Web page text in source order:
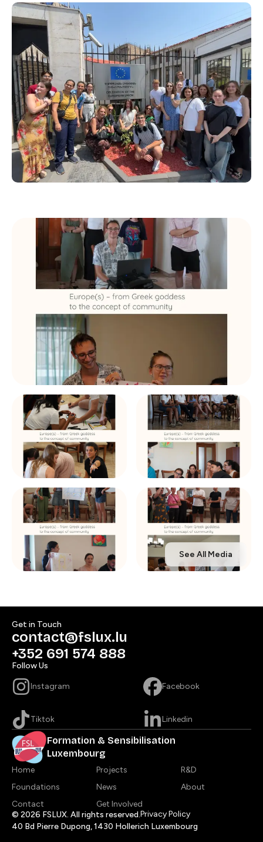
See All Media
Get in Touch​​​​‌ ‍ ​‍​‍‌‍ ‌ ​‍‌‍‍‌‌‍‌ ‌‍‍‌‌‍ ‍​‍​‍​ ‍‍​‍​‍‌ ​ ‌‍​‌‌‍ ‍‌‍‍‌‌ ‌​‌ ‍‌​‍ ‍‌‍‍‌‌‍ ​‍​‍​‍ ​​‍​‍‌‍‍​‌ ​‍‌‍‌‌‌‍‌‍​‍​‍​ ‍‍​‍​‍​‍ ‌ ​ ‌ ‌​‌ ‌‌‌‍‌​‌‍‍‌‌‍ ​‍ ‌‍‍‌‌‍ ‍‌ ‌​‌‍‌‌‌‍ ‍‌ ‌​​‍ ‌‍‌‌‌‍‌​‌‍‍‌‌ ‌​​‍ ‌‍ ‌‌‍ ‌‍‌​‌‍‌‌​ ‌‌ ​​‌ ​‍‌‍‌‌‌ ​ ‌‍‌‌‌‍ ‍‌ ‌​‌‍​‌‌ ‌​‌‍‍‌‌‍ ‌‍ ‍​ ‍ ‌‍‍‌‌‍‌​​ ‌‌ ​ ‌‍‍‌‌ ‌​‌‍‌‌‌‌​ ‌‍‌‌‌ ‌​‌ ‌​‌‍‍‌‌‍ ‍‌‍‌ ‌ ​ ​ ‍ ‌ ‌​‌ ‍‌‌ ​​‌‍‌‌​ ‌‌ ​ ‌‍‍‌‌ ‌​‌‍‌‌‌‌​ ‌‍‌‌‌ ‌​‌ ‌​‌‍‍‌‌‍ ‍‌‍‌ ‌ ​ ​ ‍ ‌ ​​‌‍​‌‌ ‌​‌‍‍​​ ‌‌‍‌‍‌‍ ‌‍ ‌ ‌​‌‍‌‌‌ ​‍​‍ ‍‌‍​ ‌‍ ‌‍ ‍‌ ‌​‌‍​‌‌‍​ ‌ ‌​‌​‍​‌‍‌‌‌‍​‌‌‍‌​‌‍‍‌‌‍ ‍‌‍‌ ​ ‌‍​‍‌‍​‌‌ ​ ‌‍‌‌‌‌‌‌‌ ​‍‌‍ ​​ ‌​‍‌‌​ ​‍‌​‌‍‌ ​ ‌ ‌​‌ ‌‌‌‍‌​‌‍‍‌‌‍ ​‍‌‍‌‍‍‌‌‍‌​​ ‌‌ ​ ‌‍‍‌‌ ‌​‌‍‌‌‌‌​ ‌‍‌‌‌ ‌​‌ ‌​‌‍‍‌‌‍ ‍‌‍‌ ‌ ​ ​‍‌‍‌ ‌​‌ ‍‌‌ ​​‌‍‌‌​ ‌‌ ​ ‌‍‍‌‌ ‌​‌‍‌‌‌‌​ ‌‍‌‌‌ ‌​‌ ‌​‌‍‍‌‌‍ ‍‌‍‌ ‌ ​ ​‍‌‍‌ ​​‌‍​‌‌ ‌​‌‍‍​​ ‌‌‍‌‍‌‍ ‌‍ ‌ ‌​‌‍‌‌‌ ​‍​‍ ‍‌‍​ ‌‍ ‌‍ ‍‌ ‌​‌‍​‌‌‍​ ‌ ‌​‌​‍​‌‍‌‌‌‍​‌‌‍‌​‌‍‍‌‌‍ ‍‌‍‌ ​‍‌‍‌ ​​‌‍‌‌‌ ​‍‌ ​ ‌ ​​‌‍‌‌‌‍​ ‌ ‌​‌‍‍‌‌ ‌‍‌‍‌‌​ ‌‌ ​​‌ ‌‌‌‍​‍‌‍ ​‌‍‍‌‌ ​ ‌‍‍​‌‍‌‌‌‍‌​​‍​‍‌ ‌
contact@fslux.lu
+352 691 574 888​​​​‌ ‍ ​‍​‍‌‍ ‌ ​‍‌‍‍‌‌‍‌ ‌‍‍‌‌‍ ‍​‍​‍​ ‍‍​‍​‍‌ ​ ‌‍​‌‌‍ ‍‌‍‍‌‌ ‌​‌ ‍‌​‍ ‍‌‍‍‌‌‍ ​‍​‍​‍ ​​‍​‍‌‍‍​‌ ​‍‌‍‌‌‌‍‌‍​‍​‍​ ‍‍​‍​‍​‍ ‌ ​ ‌ ‌​‌ ‌‌‌‍‌​‌‍‍‌‌‍ ​‍ ‌‍‍‌‌‍ ‍‌ ‌​‌‍‌‌‌‍ ‍‌ ‌​​‍ ‌‍‌‌‌‍‌​‌‍‍‌‌ ‌​​‍ ‌‍ ‌‌‍ ‌‍‌​‌‍‌‌​ ‌‌ ​​‌ ​‍‌‍‌‌‌ ​ ‌‍‌‌‌‍ ‍‌ ‌​‌‍​‌‌ ‌​‌‍‍‌‌‍ ‌‍ ‍​ ‍ ‌‍‍‌‌‍‌​​ ‌‌ ​ ‌‍‍‌‌ ‌​‌‍‌‌‌‌​ ‌‍‌‌‌ ‌​‌ ‌​‌‍‍‌‌‍ ‍‌‍‌ ‌ ​ ​ ‍ ‌ ‌​‌ ‍‌‌ ​​‌‍‌‌​ ‌‌ ​ ‌‍‍‌‌ ‌​‌‍‌‌‌‌​ ‌‍‌‌‌ ‌​‌ ‌​‌‍‍‌‌‍ ‍‌‍‌ ‌ ​ ​ ‍ ‌ ​​‌‍​‌‌ ‌​‌‍‍​​ ‌‌‍​‍‌ ​‍‌‍​‌‌‍ ‍‌‍‌​‌‍‍‌‌‍ ‍‌‍‌ ​‍ ‍‌‍​ ‌‍ ‌‍ ‍‌ ‌​‌‍​‌‌‍​ ‌ ‌​‌​‍‌‌‍ ‍‌‍‌‍‌‍ ​‍ ‍‌ ​​‌‍‍​‌‍ ‌‍ ‍‌‍‌‌​ ‌‍​‍‌‍​‌‌ ​ ‌‍‌‌‌‌‌‌‌ ​‍‌‍ ​​ ‌​‍‌‌​ ​‍‌​‌‍‌ ​ ‌ ‌​‌ ‌‌‌‍‌​‌‍‍‌‌‍ ​‍‌‍‌‍‍‌‌‍‌​​ ‌‌ ​ ‌‍‍‌‌ ‌​‌‍‌‌‌‌​ ‌‍‌‌‌ ‌​‌ ‌​‌‍‍‌‌‍ ‍‌‍‌ ‌ ​ ​‍‌‍‌ ‌​‌ ‍‌‌ ​​‌‍‌‌​ ‌‌ ​ ‌‍‍‌‌ ‌​‌‍‌‌‌‌​ ‌‍‌‌‌ ‌​‌ ‌​‌‍‍‌‌‍ ‍‌‍‌ ‌ ​ ​‍‌‍‌ ​​‌‍​‌‌ ‌​‌‍‍​​ ‌‌‍​‍‌ ​‍‌‍​‌‌‍ ‍‌‍‌​‌‍‍‌‌‍ ‍‌‍‌ ​‍ ‍‌‍​ ‌‍ ‌‍ ‍‌ ‌​‌‍​‌‌‍​ ‌ ‌​‌​‍‌‌‍ ‍‌‍‌‍‌‍ ​‍ ‍‌ ​​‌‍‍​‌‍ ‌‍ ‍‌‍‌‌​‍‌‍‌ ​​‌‍‌‌‌ ​‍‌ ​ ‌ ​​‌‍‌‌‌‍​ ‌ ‌​‌‍‍‌‌ ‌‍‌‍‌‌​ ‌‌ ​​‌ ‌‌‌‍​‍‌‍ ​‌‍‍‌‌ ​ ‌‍‍​‌‍‌‌‌‍‌​​‍​‍‌ ‌
Follow Us​​​​‌ ‍ ​‍​‍‌‍ ‌ ​‍‌‍‍‌‌‍‌ ‌‍‍‌‌‍ ‍​‍​‍​ ‍‍​‍​‍‌ ​ ‌‍​‌‌‍ ‍‌‍‍‌‌ ‌​‌ ‍‌​‍ ‍‌‍‍‌‌‍ ​‍​‍​‍ ​​‍​‍‌‍‍​‌ ​‍‌‍‌‌‌‍‌‍​‍​‍​ ‍‍​‍​‍​‍ ‌ ​ ‌ ‌​‌ ‌‌‌‍‌​‌‍‍‌‌‍ ​‍ ‌‍‍‌‌‍ ‍‌ ‌​‌‍‌‌‌‍ ‍‌ ‌​​‍ ‌‍‌‌‌‍‌​‌‍‍‌‌ ‌​​‍ ‌‍ ‌‌‍ ‌‍‌​‌‍‌‌​ ‌‌ ​​‌ ​‍‌‍‌‌‌ ​ ‌‍‌‌‌‍ ‍‌ ‌​‌‍​‌‌ ‌​‌‍‍‌‌‍ ‌‍ ‍​ ‍ ‌‍‍‌‌‍‌​​ ‌‌ ​ ‌‍‍‌‌ ‌​‌‍‌‌‌‌​ ‌‍‌‌‌ ‌​‌ ‌​‌‍‍‌‌‍ ‍‌‍‌ ‌ ​ ​ ‍ ‌ ‌​‌ ‍‌‌ ​​‌‍‌‌​ ‌‌ ​ ‌‍‍‌‌ ‌​‌‍‌‌‌‌​ ‌‍‌‌‌ ‌​‌ ‌​‌‍‍‌‌‍ ‍‌‍‌ ‌ ​ ​ ‍ ‌ ​​‌‍​‌‌ ‌​‌‍‍​​ ‌‌‍‌‍‌‍ ‌‍ ‌ ‌​‌‍‌‌‌ ​‍​‍ ‍‌ ​ ‌‍ ‌‍​ ‌‍‍‌‌‍​‌‌‍ ​‌​‍​‌‍‌‌‌‍​‌‌‍‌​‌‍‍‌‌‍ ‍‌‍‌ ​ ‌‍​‍‌‍​‌‌ ​ ‌‍‌‌‌‌‌‌‌ ​‍‌‍ ​​ ‌​‍‌‌​ ​‍‌​‌‍‌ ​ ‌ ‌​‌ ‌‌‌‍‌​‌‍‍‌‌‍ ​‍‌‍‌‍‍‌‌‍‌​​ ‌‌ ​ ‌‍‍‌‌ ‌​‌‍‌‌‌‌​ ‌‍‌‌‌ ‌​‌ ‌​‌‍‍‌‌‍ ‍‌‍‌ ‌ ​ ​‍‌‍‌ ‌​‌ ‍‌‌ ​​‌‍‌‌​ ‌‌ ​ ‌‍‍‌‌ ‌​‌‍‌‌‌‌​ ‌‍‌‌‌ ‌​‌ ‌​‌‍‍‌‌‍ ‍‌‍‌ ‌ ​ ​‍‌‍‌ ​​‌‍​‌‌ ‌​‌‍‍​​ ‌‌‍‌‍‌‍ ‌‍ ‌ ‌​‌‍‌‌‌ ​‍​‍ ‍‌ ​ ‌‍ ‌‍​ ‌‍‍‌‌‍​‌‌‍ ​‌​‍​‌‍‌‌‌‍​‌‌‍‌​‌‍‍‌‌‍ ‍‌‍‌ ​‍‌‍‌ ​​‌‍‌‌‌ ​‍‌ ​ ‌ ​​‌‍‌‌‌‍​ ‌ ‌​‌‍‍‌‌ ‌‍‌‍‌‌​ ‌‌ ​​‌ ‌‌‌‍​‍‌‍ ​‌‍‍‌‌ ​ ‌‍‍​‌‍‌‌‌‍‌​​‍​‍‌ ‌
Instagram​​​​‌ ‍ ​‍​‍‌‍ ‌ ​‍‌‍‍‌‌‍‌ ‌‍‍‌‌‍ ‍​‍​‍​ ‍‍​‍​‍‌ ​ ‌‍​‌‌‍ ‍‌‍‍‌‌ ‌​‌ ‍‌​‍ ‍‌‍‍‌‌‍ ​‍​‍​‍ ​​‍​‍‌‍‍​‌ ​‍‌‍‌‌‌‍‌‍​‍​‍​ ‍‍​‍​‍​‍ ‌ ​ ‌ ‌​‌ ‌‌‌‍‌​‌‍‍‌‌‍ ​‍ ‌‍‍‌‌‍ ‍‌ ‌​‌‍‌‌‌‍ ‍‌ ‌​​‍ ‌‍‌‌‌‍‌​‌‍‍‌‌ ‌​​‍ ‌‍ ‌‌‍ ‌‍‌​‌‍‌‌​ ‌‌ ​​‌ ​‍‌‍‌‌‌ ​ ‌‍‌‌‌‍ ‍‌ ‌​‌‍​‌‌ ‌​‌‍‍‌‌‍ ‌‍ ‍​ ‍ ‌‍‍‌‌‍‌​​ ‌‌ ​ ‌‍‍‌‌ ‌​‌‍‌‌‌‌​ ‌‍‌‌‌ ‌​‌ ‌​‌‍‍‌‌‍ ‍‌‍‌ ‌ ​ ​ ‍ ‌ ‌​‌ ‍‌‌ ​​‌‍‌‌​ ‌‌ ​ ‌‍‍‌‌ ‌​‌‍‌‌‌‌​ ‌‍‌‌‌ ‌​‌ ‌​‌‍‍‌‌‍ ‍‌‍‌ ‌ ​ ​ ‍ ‌ ​​‌‍​‌‌ ‌​‌‍‍​​ ‌‌ ​ ‌‍ ‌‍​ ‌‍‍‌‌‍​‌‌‍ ​‌​ ​‌‍‍‌‌‍ ‍‌‍‍ ‌ ​ ​‍‌‌​ ‌‌‌​​‍‌‌ ‌‍‍ ‌‍‌‌‌ ‍‌​‍‌‌​ ​ ‌​‌​​‍‌‌​ ​ ‌​‌​​‍‌‌​ ​‍​ ​‍​ ​‍‌‍‌‌‌‍​‍‌‍‌‌‌‍‌‌​ ​‌​ ‌​‌‍​ ‌‍​ ‌‍‌‌‌‍​‍​ ‌‌​‍‌‌​ ​‍​ ​‍​‍‌‌​ ‌‌‌​‌​​‍ ‍‌ ​​‌‍ ​‌‍​‌‌ ‌​‌‍‌‍‌‍ ‌ ​‍‌‍ ‌​ ‌‍​‍‌‍​‌‌ ​ ‌‍‌‌‌‌‌‌‌ ​‍‌‍ ​​ ‌​‍‌‌​ ​‍‌​‌‍‌ ​ ‌ ‌​‌ ‌‌‌‍‌​‌‍‍‌‌‍ ​‍‌‍‌‍‍‌‌‍‌​​ ‌‌ ​ ‌‍‍‌‌ ‌​‌‍‌‌‌‌​ ‌‍‌‌‌ ‌​‌ ‌​‌‍‍‌‌‍ ‍‌‍‌ ‌ ​ ​‍‌‍‌ ‌​‌ ‍‌‌ ​​‌‍‌‌​ ‌‌ ​ ‌‍‍‌‌ ‌​‌‍‌‌‌‌​ ‌‍‌‌‌ ‌​‌ ‌​‌‍‍‌‌‍ ‍‌‍‌ ‌ ​ ​‍‌‍‌ ​​‌‍​‌‌ ‌​‌‍‍​​ ‌‌ ​ ‌‍ ‌‍​ ‌‍‍‌‌‍​‌‌‍ ​‌​ ​‌‍‍‌‌‍ ‍‌‍‍ ‌ ​ ​‍‌‌​ ‌‌‌​​‍‌‌ ‌‍‍ ‌‍‌‌‌ ‍‌​‍‌‌​ ​ ‌​‌​​‍‌‌​ ​ ‌​‌​​‍‌‌​ ​‍​ ​‍​ ​‍‌‍‌‌‌‍​‍‌‍‌‌‌‍‌‌​ ​‌​ ‌​‌‍​ ‌‍​ ‌‍‌‌‌‍​‍​ ‌‌​‍‌‌​ ​‍​ ​‍​‍‌‌​ ‌‌‌​‌​​‍ ‍‌ ​​‌‍ ​‌‍​‌‌ ‌​‌‍‌‍‌‍ ‌ ​‍‌‍ ‌​‍‌‍‌ ​​‌‍‌‌‌ ​‍‌ ​ ‌ ​​‌‍‌‌‌‍​ ‌ ‌​‌‍‍‌‌ ‌‍‌‍‌‌​ ‌‌ ​​‌ ‌‌‌‍​‍‌‍ ​‌‍‍‌‌ ​ ‌‍‍​‌‍‌‌‌‍‌​​‍​‍‌ ‌ Facebook​​​​‌ ‍ ​‍​‍‌‍ ‌ ​‍‌‍‍‌‌‍‌ ‌‍‍‌‌‍ ‍​‍​‍​ ‍‍​‍​‍‌ ​ ‌‍​‌‌‍ ‍‌‍‍‌‌ ‌​‌ ‍‌​‍ ‍‌‍‍‌‌‍ ​‍​‍​‍ ​​‍​‍‌‍‍​‌ ​‍‌‍‌‌‌‍‌‍​‍​‍​ ‍‍​‍​‍​‍ ‌ ​ ‌ ‌​‌ ‌‌‌‍‌​‌‍‍‌‌‍ ​‍ ‌‍‍‌‌‍ ‍‌ ‌​‌‍‌‌‌‍ ‍‌ ‌​​‍ ‌‍‌‌‌‍‌​‌‍‍‌‌ ‌​​‍ ‌‍ ‌‌‍ ‌‍‌​‌‍‌‌​ ‌‌ ​​‌ ​‍‌‍‌‌‌ ​ ‌‍‌‌‌‍ ‍‌ ‌​‌‍​‌‌ ‌​‌‍‍‌‌‍ ‌‍ ‍​ ‍ ‌‍‍‌‌‍‌​​ ‌‌ ​ ‌‍‍‌‌ ‌​‌‍‌‌‌‌​ ‌‍‌‌‌ ‌​‌ ‌​‌‍‍‌‌‍ ‍‌‍‌ ‌ ​ ​ ‍ ‌ ‌​‌ ‍‌‌ ​​‌‍‌‌​ ‌‌ ​ ‌‍‍‌‌ ‌​‌‍‌‌‌‌​ ‌‍‌‌‌ ‌​‌ ‌​‌‍‍‌‌‍ ‍‌‍‌ ‌ ​ ​ ‍ ‌ ​​‌‍​‌‌ ‌​‌‍‍​​ ‌‌ ​ ‌‍ ‌‍​ ‌‍‍‌‌‍​‌‌‍ ​‌​ ​‌‍‍‌‌‍ ‍‌‍‍ ‌ ​ ​‍‌‌​ ‌‌‌​​‍‌‌ ‌‍‍ ‌‍‌‌‌ ‍‌​‍‌‌​ ​ ‌​‌​​‍‌‌​ ​ ‌​‌​​‍‌‌​ ​‍​ ​‍​ ‍​​ ​ ‌‍‌‍‌‍​ ‌‍‌​​ ‌‌​ ‍‌​ ‌ ​ ‍‌‌‍​‍​ ​ ‌‍​‍​‍‌‌​ ​‍​ ​‍​‍‌‌​ ‌‌‌​‌​​‍ ‍‌ ​​‌‍ ​‌‍​‌‌ ‌​‌‍‌‍‌‍ ‌ ​‍‌‍ ‌​ ‌‍​‍‌‍​‌‌ ​ ‌‍‌‌‌‌‌‌‌ ​‍‌‍ ​​ ‌​‍‌‌​ ​‍‌​‌‍‌ ​ ‌ ‌​‌ ‌‌‌‍‌​‌‍‍‌‌‍ ​‍‌‍‌‍‍‌‌‍‌​​ ‌‌ ​ ‌‍‍‌‌ ‌​‌‍‌‌‌‌​ ‌‍‌‌‌ ‌​‌ ‌​‌‍‍‌‌‍ ‍‌‍‌ ‌ ​ ​‍‌‍‌ ‌​‌ ‍‌‌ ​​‌‍‌‌​ ‌‌ ​ ‌‍‍‌‌ ‌​‌‍‌‌‌‌​ ‌‍‌‌‌ ‌​‌ ‌​‌‍‍‌‌‍ ‍‌‍‌ ‌ ​ ​‍‌‍‌ ​​‌‍​‌‌ ‌​‌‍‍​​ ‌‌ ​ ‌‍ ‌‍​ ‌‍‍‌‌‍​‌‌‍ ​‌​ ​‌‍‍‌‌‍ ‍‌‍‍ ‌ ​ ​‍‌‌​ ‌‌‌​​‍‌‌ ‌‍‍ ‌‍‌‌‌ ‍‌​‍‌‌​ ​ ‌​‌​​‍‌‌​ ​ ‌​‌​​‍‌‌​ ​‍​ ​‍​ ‍​​ ​ ‌‍‌‍‌‍​ ‌‍‌​​ ‌‌​ ‍‌​ ‌ ​ ‍‌‌‍​‍​ ​ ‌‍​‍​‍‌‌​ ​‍​ ​‍​‍‌‌​ ‌‌‌​‌​​‍ ‍‌ ​​‌‍ ​‌‍​‌‌ ‌​‌‍‌‍‌‍ ‌ ​‍‌‍ ‌​‍‌‍‌ ​​‌‍‌‌‌ ​‍‌ ​ ‌ ​​‌‍‌‌‌‍​ ‌ ‌​‌‍‍‌‌ ‌‍‌‍‌‌​ ‌‌ ​​‌ ‌‌‌‍​‍‌‍ ​‌‍‍‌‌ ​ ‌‍‍​‌‍‌‌‌‍‌​​‍​‍‌ ‌
Tiktok​​​​‌ ‍ ​‍​‍‌‍ ‌ ​‍‌‍‍‌‌‍‌ ‌‍‍‌‌‍ ‍​‍​‍​ ‍‍​‍​‍‌ ​ ‌‍​‌‌‍ ‍‌‍‍‌‌ ‌​‌ ‍‌​‍ ‍‌‍‍‌‌‍ ​‍​‍​‍ ​​‍​‍‌‍‍​‌ ​‍‌‍‌‌‌‍‌‍​‍​‍​ ‍‍​‍​‍​‍ ‌ ​ ‌ ‌​‌ ‌‌‌‍‌​‌‍‍‌‌‍ ​‍ ‌‍‍‌‌‍ ‍‌ ‌​‌‍‌‌‌‍ ‍‌ ‌​​‍ ‌‍‌‌‌‍‌​‌‍‍‌‌ ‌​​‍ ‌‍ ‌‌‍ ‌‍‌​‌‍‌‌​ ‌‌ ​​‌ ​‍‌‍‌‌‌ ​ ‌‍‌‌‌‍ ‍‌ ‌​‌‍​‌‌ ‌​‌‍‍‌‌‍ ‌‍ ‍​ ‍ ‌‍‍‌‌‍‌​​ ‌‌ ​ ‌‍‍‌‌ ‌​‌‍‌‌‌‌​ ‌‍‌‌‌ ‌​‌ ‌​‌‍‍‌‌‍ ‍‌‍‌ ‌ ​ ​ ‍ ‌ ‌​‌ ‍‌‌ ​​‌‍‌‌​ ‌‌ ​ ‌‍‍‌‌ ‌​‌‍‌‌‌‌​ ‌‍‌‌‌ ‌​‌ ‌​‌‍‍‌‌‍ ‍‌‍‌ ‌ ​ ​ ‍ ‌ ​​‌‍​‌‌ ‌​‌‍‍​​ ‌‌ ​ ‌‍ ‌‍​ ‌‍‍‌‌‍​‌‌‍ ​‌​ ​‌‍‍‌‌‍ ‍‌‍‍ ‌ ​ ​‍‌‌​ ‌‌‌​​‍‌‌ ‌‍‍ ‌‍‌‌‌ ‍‌​‍‌‌​ ​ ‌​‌​​‍‌‌​ ​ ‌​‌​​‍‌‌​ ​‍​ ​‍‌‍‌​‌‍‌​‌‍​‍‌‍​‌​ ‌‌​ ​‌​ ‍​​ ‍​‌‍​‌​ ​‌​ ​ ​ ​ ​‍‌‌​ ​‍​ ​‍​‍‌‌​ ‌‌‌​‌​​‍ ‍‌ ​​‌‍ ​‌‍​‌‌ ‌​‌‍‌‍‌‍ ‌ ​‍‌‍ ‌​ ‌‍​‍‌‍​‌‌ ​ ‌‍‌‌‌‌‌‌‌ ​‍‌‍ ​​ ‌​‍‌‌​ ​‍‌​‌‍‌ ​ ‌ ‌​‌ ‌‌‌‍‌​‌‍‍‌‌‍ ​‍‌‍‌‍‍‌‌‍‌​​ ‌‌ ​ ‌‍‍‌‌ ‌​‌‍‌‌‌‌​ ‌‍‌‌‌ ‌​‌ ‌​‌‍‍‌‌‍ ‍‌‍‌ ‌ ​ ​‍‌‍‌ ‌​‌ ‍‌‌ ​​‌‍‌‌​ ‌‌ ​ ‌‍‍‌‌ ‌​‌‍‌‌‌‌​ ‌‍‌‌‌ ‌​‌ ‌​‌‍‍‌‌‍ ‍‌‍‌ ‌ ​ ​‍‌‍‌ ​​‌‍​‌‌ ‌​‌‍‍​​ ‌‌ ​ ‌‍ ‌‍​ ‌‍‍‌‌‍​‌‌‍ ​‌​ ​‌‍‍‌‌‍ ‍‌‍‍ ‌ ​ ​‍‌‌​ ‌‌‌​​‍‌‌ ‌‍‍ ‌‍‌‌‌ ‍‌​‍‌‌​ ​ ‌​‌​​‍‌‌​ ​ ‌​‌​​‍‌‌​ ​‍​ ​‍‌‍‌​‌‍‌​‌‍​‍‌‍​‌​ ‌‌​ ​‌​ ‍​​ ‍​‌‍​‌​ ​‌​ ​ ​ ​ ​‍‌‌​ ​‍​ ​‍​‍‌‌​ ‌‌‌​‌​​‍ ‍‌ ​​‌‍ ​‌‍​‌‌ ‌​‌‍‌‍‌‍ ‌ ​‍‌‍ ‌​‍‌‍‌ ​​‌‍‌‌‌ ​‍‌ ​ ‌ ​​‌‍‌‌‌‍​ ‌ ‌​‌‍‍‌‌ ‌‍‌‍‌‌​ ‌‌ ​​‌ ‌‌‌‍​‍‌‍ ​‌‍‍‌‌ ​ ‌‍‍​‌‍‌‌‌‍‌​​‍​‍‌ ‌ Linkedin​​​​‌ ‍ ​‍​‍‌‍ ‌ ​‍‌‍‍‌‌‍‌ ‌‍‍‌‌‍ ‍​‍​‍​ ‍‍​‍​‍‌ ​ ‌‍​‌‌‍ ‍‌‍‍‌‌ ‌​‌ ‍‌​‍ ‍‌‍‍‌‌‍ ​‍​‍​‍ ​​‍​‍‌‍‍​‌ ​‍‌‍‌‌‌‍‌‍​‍​‍​ ‍‍​‍​‍​‍ ‌ ​ ‌ ‌​‌ ‌‌‌‍‌​‌‍‍‌‌‍ ​‍ ‌‍‍‌‌‍ ‍‌ ‌​‌‍‌‌‌‍ ‍‌ ‌​​‍ ‌‍‌‌‌‍‌​‌‍‍‌‌ ‌​​‍ ‌‍ ‌‌‍ ‌‍‌​‌‍‌‌​ ‌‌ ​​‌ ​‍‌‍‌‌‌ ​ ‌‍‌‌‌‍ ‍‌ ‌​‌‍​‌‌ ‌​‌‍‍‌‌‍ ‌‍ ‍​ ‍ ‌‍‍‌‌‍‌​​ ‌‌ ​ ‌‍‍‌‌ ‌​‌‍‌‌‌‌​ ‌‍‌‌‌ ‌​‌ ‌​‌‍‍‌‌‍ ‍‌‍‌ ‌ ​ ​ ‍ ‌ ‌​‌ ‍‌‌ ​​‌‍‌‌​ ‌‌ ​ ‌‍‍‌‌ ‌​‌‍‌‌‌‌​ ‌‍‌‌‌ ‌​‌ ‌​‌‍‍‌‌‍ ‍‌‍‌ ‌ ​ ​ ‍ ‌ ​​‌‍​‌‌ ‌​‌‍‍​​ ‌‌ ​ ‌‍ ‌‍​ ‌‍‍‌‌‍​‌‌‍ ​‌​ ​‌‍‍‌‌‍ ‍‌‍‍ ‌ ​ ​‍‌‌​ ‌‌‌​​‍‌‌ ‌‍‍ ‌‍‌‌‌ ‍‌​‍‌‌​ ​ ‌​‌​​‍‌‌​ ​ ‌​‌​​‍‌‌​ ​‍​ ​‍​ ‌​​ ​‍​ ‌‍​ ‌​​ ‍‌‌‍‌‍​ ​‌‌‍‌‌‌‍​ ​ ‌‍​ ​‌​ ​ ​‍‌‌​ ​‍​ ​‍​‍‌‌​ ‌‌‌​‌​​‍ ‍‌ ​​‌‍ ​‌‍​‌‌ ‌​‌‍‌‍‌‍ ‌ ​‍‌‍ ‌​ ‌‍​‍‌‍​‌‌ ​ ‌‍‌‌‌‌‌‌‌ ​‍‌‍ ​​ ‌​‍‌‌​ ​‍‌​‌‍‌ ​ ‌ ‌​‌ ‌‌‌‍‌​‌‍‍‌‌‍ ​‍‌‍‌‍‍‌‌‍‌​​ ‌‌ ​ ‌‍‍‌‌ ‌​‌‍‌‌‌‌​ ‌‍‌‌‌ ‌​‌ ‌​‌‍‍‌‌‍ ‍‌‍‌ ‌ ​ ​‍‌‍‌ ‌​‌ ‍‌‌ ​​‌‍‌‌​ ‌‌ ​ ‌‍‍‌‌ ‌​‌‍‌‌‌‌​ ‌‍‌‌‌ ‌​‌ ‌​‌‍‍‌‌‍ ‍‌‍‌ ‌ ​ ​‍‌‍‌ ​​‌‍​‌‌ ‌​‌‍‍​​ ‌‌ ​ ‌‍ ‌‍​ ‌‍‍‌‌‍​‌‌‍ ​‌​ ​‌‍‍‌‌‍ ‍‌‍‍ ‌ ​ ​‍‌‌​ ‌‌‌​​‍‌‌ ‌‍‍ ‌‍‌‌‌ ‍‌​‍‌‌​ ​ ‌​‌​​‍‌‌​ ​ ‌​‌​​‍‌‌​ ​‍​ ​‍​ ‌​​ ​‍​ ‌‍​ ‌​​ ‍‌‌‍‌‍​ ​‌‌‍‌‌‌‍​ ​ ‌‍​ ​‌​ ​ ​‍‌‌​ ​‍​ ​‍​‍‌‌​ ‌‌‌​‌​​‍ ‍‌ ​​‌‍ ​‌‍​‌‌ ‌​‌‍‌‍‌‍ ‌ ​‍‌‍ ‌​‍‌‍‌ ​​‌‍‌‌‌ ​‍‌ ​ ‌ ​​‌‍‌‌‌‍​ ‌ ‌​‌‍‍‌‌ ‌‍‌‍‌‌​ ‌‌ ​​‌ ‌‌‌‍​‍‌‍ ​‌‍‍‌‌ ​ ‌‍‍​‌‍‌‌‌‍‌​​‍​‍‌ ‌
Formation & Sensibilisation
Luxembourg​​​​‌ ‍ ​‍​‍‌‍ ‌ ​‍‌‍‍‌‌‍‌ ‌‍‍‌‌‍ ‍​‍​‍​ ‍‍​‍​‍‌ ​ ‌‍​‌‌‍ ‍‌‍‍‌‌ ‌​‌ ‍‌​‍ ‍‌‍‍‌‌‍ ​‍​‍​‍ ​​‍​‍‌‍‍​‌ ​‍‌‍‌‌‌‍‌‍​‍​‍​ ‍‍​‍​‍​‍ ‌ ​ ‌ ‌​‌ ‌‌‌‍‌​‌‍‍‌‌‍ ​‍ ‌‍‍‌‌‍ ‍‌ ‌​‌‍‌‌‌‍ ‍‌ ‌​​‍ ‌‍‌‌‌‍‌​‌‍‍‌‌ ‌​​‍ ‌‍ ‌‌‍ ‌‍‌​‌‍‌‌​ ‌‌ ​​‌ ​‍‌‍‌‌‌ ​ ‌‍‌‌‌‍ ‍‌ ‌​‌‍​‌‌ ‌​‌‍‍‌‌‍ ‌‍ ‍​ ‍ ‌‍‍‌‌‍‌​​ ‌‌ ​ ‌‍‍‌‌ ‌​‌‍‌‌‌‌​ ‌‍‌‌‌ ‌​‌ ‌​‌‍‍‌‌‍ ‍‌‍‌ ‌ ​ ​ ‍ ‌ ‌​‌ ‍‌‌ ​​‌‍‌‌​ ‌‌ ​ ‌‍‍‌‌ ‌​‌‍‌‌‌‌​ ‌‍‌‌‌ ‌​‌ ‌​‌‍‍‌‌‍ ‍‌‍‌ ‌ ​ ​ ‍ ‌ ​​‌‍​‌‌ ‌​‌‍‍​​ ‌‌‍​‍‌ ​‍‌‍​‌‌‍ ‍‌‍‌​‌‍‍‌‌‍ ‍‌‍‌ ​‍ ‍‌‍​‍‌ ​‍‌‍​‌‌‍ ‍‌‍‌​‌​ ‍‌‍​‌‌‍ ‌‌‍‌‌​ ‌‍​‍‌‍​‌‌ ​ ‌‍‌‌‌‌‌‌‌ ​‍‌‍ ​​ ‌​‍‌‌​ ​‍‌​‌‍‌ ​ ‌ ‌​‌ ‌‌‌‍‌​‌‍‍‌‌‍ ​‍‌‍‌‍‍‌‌‍‌​​ ‌‌ ​ ‌‍‍‌‌ ‌​‌‍‌‌‌‌​ ‌‍‌‌‌ ‌​‌ ‌​‌‍‍‌‌‍ ‍‌‍‌ ‌ ​ ​‍‌‍‌ ‌​‌ ‍‌‌ ​​‌‍‌‌​ ‌‌ ​ ‌‍‍‌‌ ‌​‌‍‌‌‌‌​ ‌‍‌‌‌ ‌​‌ ‌​‌‍‍‌‌‍ ‍‌‍‌ ‌ ​ ​‍‌‍‌ ​​‌‍​‌‌ ‌​‌‍‍​​ ‌‌‍​‍‌ ​‍‌‍​‌‌‍ ‍‌‍‌​‌‍‍‌‌‍ ‍‌‍‌ ​‍ ‍‌‍​‍‌ ​‍‌‍​‌‌‍ ‍‌‍‌​‌​ ‍‌‍​‌‌‍ ‌‌‍‌‌​‍‌‍‌ ​​‌‍‌‌‌ ​‍‌ ​ ‌ ​​‌‍‌‌‌‍​ ‌ ‌​‌‍‍‌‌ ‌‍‌‍‌‌​ ‌‌ ​​‌ ‌‌‌‍​‍‌‍ ​‌‍‍‌‌ ​ ‌‍‍​‌‍‌‌‌‍‌​​‍​‍‌ ‌
Home​​​​‌ ‍ ​‍​‍‌‍ ‌ ​‍‌‍‍‌‌‍‌ ‌‍‍‌‌‍ ‍​‍​‍​ ‍‍​‍​‍‌ ​ ‌‍​‌‌‍ ‍‌‍‍‌‌ ‌​‌ ‍‌​‍ ‍‌‍‍‌‌‍ ​‍​‍​‍ ​​‍​‍‌‍‍​‌ ​‍‌‍‌‌‌‍‌‍​‍​‍​ ‍‍​‍​‍​‍ ‌ ​ ‌ ‌​‌ ‌‌‌‍‌​‌‍‍‌‌‍ ​‍ ‌‍‍‌‌‍ ‍‌ ‌​‌‍‌‌‌‍ ‍‌ ‌​​‍ ‌‍‌‌‌‍‌​‌‍‍‌‌ ‌​​‍ ‌‍ ‌‌‍ ‌‍‌​‌‍‌‌​ ‌‌ ​​‌ ​‍‌‍‌‌‌ ​ ‌‍‌‌‌‍ ‍‌ ‌​‌‍​‌‌ ‌​‌‍‍‌‌‍ ‌‍ ‍​ ‍ ‌‍‍‌‌‍‌​​ ‌‌ ​ ‌‍‍‌‌ ‌​‌‍‌‌‌‌​ ‌‍‌‌‌ ‌​‌ ‌​‌‍‍‌‌‍ ‍‌‍‌ ‌ ​ ​ ‍ ‌ ‌​‌ ‍‌‌ ​​‌‍‌‌​ ‌‌ ​ ‌‍‍‌‌ ‌​‌‍‌‌‌‌​ ‌‍‌‌‌ ‌​‌ ‌​‌‍‍‌‌‍ ‍‌‍‌ ‌ ​ ​ ‍ ‌ ​​‌‍​‌‌ ‌​‌‍‍​​ ‌‌‍‌‍‌‍ ‌‍ ‌ ‌​‌‍‌‌‌ ​‍​‍ ‍‌‍ ‍‌‍​‌‌ ‌‍‌​ ​‌‍‍‌‌‍ ‍‌‍‍ ‌ ​ ​‍‌‌​ ‌‌‌​​‍‌‌ ‌‍‍ ‌‍‌‌‌ ‍‌​‍‌‌​ ​ ‌​‌​​‍‌‌​ ​ ‌​‌​​‍‌‌​ ​‍​ ​‍‌‍​‍‌‍​‌​ ‌ ‌‍‌‍‌‍​‌​ ‌‍​ ‌ ​ ​​‌‍‌‍​ ​‍​ ‌‌​ ​‍​‍‌‌​ ​‍​ ​‍​‍‌‌​ ‌‌‌​‌​​‍ ‍‌‍ ​‌‍​‌‌‍​‍‌‍‌‌‌‍ ​​ ‌‍​‍‌‍​‌‌ ​ ‌‍‌‌‌‌‌‌‌ ​‍‌‍ ​​ ‌​‍‌‌​ ​‍‌​‌‍‌ ​ ‌ ‌​‌ ‌‌‌‍‌​‌‍‍‌‌‍ ​‍‌‍‌‍‍‌‌‍‌​​ ‌‌ ​ ‌‍‍‌‌ ‌​‌‍‌‌‌‌​ ‌‍‌‌‌ ‌​‌ ‌​‌‍‍‌‌‍ ‍‌‍‌ ‌ ​ ​‍‌‍‌ ‌​‌ ‍‌‌ ​​‌‍‌‌​ ‌‌ ​ ‌‍‍‌‌ ‌​‌‍‌‌‌‌​ ‌‍‌‌‌ ‌​‌ ‌​‌‍‍‌‌‍ ‍‌‍‌ ‌ ​ ​‍‌‍‌ ​​‌‍​‌‌ ‌​‌‍‍​​ ‌‌‍‌‍‌‍ ‌‍ ‌ ‌​‌‍‌‌‌ ​‍​‍ ‍‌‍ ‍‌‍​‌‌ ‌‍‌​ ​‌‍‍‌‌‍ ‍‌‍‍ ‌ ​ ​‍‌‌​ ‌‌‌​​‍‌‌ ‌‍‍ ‌‍‌‌‌ ‍‌​‍‌‌​ ​ ‌​‌​​‍‌‌​ ​ ‌​‌​​‍‌‌​ ​‍​ ​‍‌‍​‍‌‍​‌​ ‌ ‌‍‌‍‌‍​‌​ ‌‍​ ‌ ​ ​​‌‍‌‍​ ​‍​ ‌‌​ ​‍​‍‌‌​ ​‍​ ​‍​‍‌‌​ ‌‌‌​‌​​‍ ‍‌‍ ​‌‍​‌‌‍​‍‌‍‌‌‌‍ ​​‍‌‍‌ ​​‌‍‌‌‌ ​‍‌ ​ ‌ ​​‌‍‌‌‌‍​ ‌ ‌​‌‍‍‌‌ ‌‍‌‍‌‌​ ‌‌ ​​‌ ‌‌‌‍​‍‌‍ ​‌‍‍‌‌ ​ ‌‍‍​‌‍‌‌‌‍‌​​‍​‍‌ ‌ Projects​​​​‌ ‍ ​‍​‍‌‍ ‌ ​‍‌‍‍‌‌‍‌ ‌‍‍‌‌‍ ‍​‍​‍​ ‍‍​‍​‍‌ ​ ‌‍​‌‌‍ ‍‌‍‍‌‌ ‌​‌ ‍‌​‍ ‍‌‍‍‌‌‍ ​‍​‍​‍ ​​‍​‍‌‍‍​‌ ​‍‌‍‌‌‌‍‌‍​‍​‍​ ‍‍​‍​‍​‍ ‌ ​ ‌ ‌​‌ ‌‌‌‍‌​‌‍‍‌‌‍ ​‍ ‌‍‍‌‌‍ ‍‌ ‌​‌‍‌‌‌‍ ‍‌ ‌​​‍ ‌‍‌‌‌‍‌​‌‍‍‌‌ ‌​​‍ ‌‍ ‌‌‍ ‌‍‌​‌‍‌‌​ ‌‌ ​​‌ ​‍‌‍‌‌‌ ​ ‌‍‌‌‌‍ ‍‌ ‌​‌‍​‌‌ ‌​‌‍‍‌‌‍ ‌‍ ‍​ ‍ ‌‍‍‌‌‍‌​​ ‌‌ ​ ‌‍‍‌‌ ‌​‌‍‌‌‌‌​ ‌‍‌‌‌ ‌​‌ ‌​‌‍‍‌‌‍ ‍‌‍‌ ‌ ​ ​ ‍ ‌ ‌​‌ ‍‌‌ ​​‌‍‌‌​ ‌‌ ​ ‌‍‍‌‌ ‌​‌‍‌‌‌‌​ ‌‍‌‌‌ ‌​‌ ‌​‌‍‍‌‌‍ ‍‌‍‌ ‌ ​ ​ ‍ ‌ ​​‌‍​‌‌ ‌​‌‍‍​​ ‌‌‍‌‍‌‍ ‌‍ ‌ ‌​‌‍‌‌‌ ​‍​‍ ‍‌‍ ‍‌‍​‌‌ ‌‍‌​ ​‌‍‍‌‌‍ ‍‌‍‍ ‌ ​ ​‍‌‌​ ‌‌‌​​‍‌‌ ‌‍‍ ‌‍‌‌‌ ‍‌​‍‌‌​ ​ ‌​‌​​‍‌‌​ ​ ‌​‌​​‍‌‌​ ​‍​ ​‍​ ​‍​ ‍‌​ ​​​ ​‌​ ​​‌‍​‍‌‍​‍‌‍​‍​ ‌‌‌‍​ ‌‍​ ​ ​ ​‍‌‌​ ​‍​ ​‍​‍‌‌​ ‌‌‌​‌​​‍ ‍‌‍ ​‌‍​‌‌‍​‍‌‍‌‌‌‍ ​​ ‌‍​‍‌‍​‌‌ ​ ‌‍‌‌‌‌‌‌‌ ​‍‌‍ ​​ ‌​‍‌‌​ ​‍‌​‌‍‌ ​ ‌ ‌​‌ ‌‌‌‍‌​‌‍‍‌‌‍ ​‍‌‍‌‍‍‌‌‍‌​​ ‌‌ ​ ‌‍‍‌‌ ‌​‌‍‌‌‌‌​ ‌‍‌‌‌ ‌​‌ ‌​‌‍‍‌‌‍ ‍‌‍‌ ‌ ​ ​‍‌‍‌ ‌​‌ ‍‌‌ ​​‌‍‌‌​ ‌‌ ​ ‌‍‍‌‌ ‌​‌‍‌‌‌‌​ ‌‍‌‌‌ ‌​‌ ‌​‌‍‍‌‌‍ ‍‌‍‌ ‌ ​ ​‍‌‍‌ ​​‌‍​‌‌ ‌​‌‍‍​​ ‌‌‍‌‍‌‍ ‌‍ ‌ ‌​‌‍‌‌‌ ​‍​‍ ‍‌‍ ‍‌‍​‌‌ ‌‍‌​ ​‌‍‍‌‌‍ ‍‌‍‍ ‌ ​ ​‍‌‌​ ‌‌‌​​‍‌‌ ‌‍‍ ‌‍‌‌‌ ‍‌​‍‌‌​ ​ ‌​‌​​‍‌‌​ ​ ‌​‌​​‍‌‌​ ​‍​ ​‍​ ​‍​ ‍‌​ ​​​ ​‌​ ​​‌‍​‍‌‍​‍‌‍​‍​ ‌‌‌‍​ ‌‍​ ​ ​ ​‍‌‌​ ​‍​ ​‍​‍‌‌​ ‌‌‌​‌​​‍ ‍‌‍ ​‌‍​‌‌‍​‍‌‍‌‌‌‍ ​​‍‌‍‌ ​​‌‍‌‌‌ ​‍‌ ​ ‌ ​​‌‍‌‌‌‍​ ‌ ‌​‌‍‍‌‌ ‌‍‌‍‌‌​ ‌‌ ​​‌ ‌‌‌‍​‍‌‍ ​‌‍‍‌‌ ​ ‌‍‍​‌‍‌‌‌‍‌​​‍​‍‌ ‌
R&D​​​​‌ ‍ ​‍​‍‌‍ ‌ ​‍‌‍‍‌‌‍‌ ‌‍‍‌‌‍ ‍​‍​‍​ ‍‍​‍​‍‌ ​ ‌‍​‌‌‍ ‍‌‍‍‌‌ ‌​‌ ‍‌​‍ ‍‌‍‍‌‌‍ ​‍​‍​‍ ​​‍​‍‌‍‍​‌ ​‍‌‍‌‌‌‍‌‍​‍​‍​ ‍‍​‍​‍​‍ ‌ ​ ‌ ‌​‌ ‌‌‌‍‌​‌‍‍‌‌‍ ​‍ ‌‍‍‌‌‍ ‍‌ ‌​‌‍‌‌‌‍ ‍‌ ‌​​‍ ‌‍‌‌‌‍‌​‌‍‍‌‌ ‌​​‍ ‌‍ ‌‌‍ ‌‍‌​‌‍‌‌​ ‌‌ ​​‌ ​‍‌‍‌‌‌ ​ ‌‍‌‌‌‍ ‍‌ ‌​‌‍​‌‌ ‌​‌‍‍‌‌‍ ‌‍ ‍​ ‍ ‌‍‍‌‌‍‌​​ ‌‌ ​ ‌‍‍‌‌ ‌​‌‍‌‌‌‌​ ‌‍‌‌‌ ‌​‌ ‌​‌‍‍‌‌‍ ‍‌‍‌ ‌ ​ ​ ‍ ‌ ‌​‌ ‍‌‌ ​​‌‍‌‌​ ‌‌ ​ ‌‍‍‌‌ ‌​‌‍‌‌‌‌​ ‌‍‌‌‌ ‌​‌ ‌​‌‍‍‌‌‍ ‍‌‍‌ ‌ ​ ​ ‍ ‌ ​​‌‍​‌‌ ‌​‌‍‍​​ ‌‌‍‌‍‌‍ ‌‍ ‌ ‌​‌‍‌‌‌ ​‍​‍ ‍‌‍ ‍‌‍​‌‌ ‌‍‌​ ​‌‍‍‌‌‍ ‍‌‍‍ ‌ ​ ​‍‌‌​ ‌‌‌​​‍‌‌ ‌‍‍ ‌‍‌‌‌ ‍‌​‍‌‌​ ​ ‌​‌​​‍‌‌​ ​ ‌​‌​​‍‌‌​ ​‍​ ​‍‌‍​ ​ ​​‌‍‌​‌‍​‍​ ​​‌‍​‍​ ‍‌​ ‍​​ ​‍‌‍‌​​ ‍‌​ ‌‍​‍‌‌​ ​‍​ ​‍​‍‌‌​ ‌‌‌​‌​​‍ ‍‌‍ ​‌‍​‌‌‍​‍‌‍‌‌‌‍ ​​ ‌‍​‍‌‍​‌‌ ​ ‌‍‌‌‌‌‌‌‌ ​‍‌‍ ​​ ‌​‍‌‌​ ​‍‌​‌‍‌ ​ ‌ ‌​‌ ‌‌‌‍‌​‌‍‍‌‌‍ ​‍‌‍‌‍‍‌‌‍‌​​ ‌‌ ​ ‌‍‍‌‌ ‌​‌‍‌‌‌‌​ ‌‍‌‌‌ ‌​‌ ‌​‌‍‍‌‌‍ ‍‌‍‌ ‌ ​ ​‍‌‍‌ ‌​‌ ‍‌‌ ​​‌‍‌‌​ ‌‌ ​ ‌‍‍‌‌ ‌​‌‍‌‌‌‌​ ‌‍‌‌‌ ‌​‌ ‌​‌‍‍‌‌‍ ‍‌‍‌ ‌ ​ ​‍‌‍‌ ​​‌‍​‌‌ ‌​‌‍‍​​ ‌‌‍‌‍‌‍ ‌‍ ‌ ‌​‌‍‌‌‌ ​‍​‍ ‍‌‍ ‍‌‍​‌‌ ‌‍‌​ ​‌‍‍‌‌‍ ‍‌‍‍ ‌ ​ ​‍‌‌​ ‌‌‌​​‍‌‌ ‌‍‍ ‌‍‌‌‌ ‍‌​‍‌‌​ ​ ‌​‌​​‍‌‌​ ​ ‌​‌​​‍‌‌​ ​‍​ ​‍‌‍​ ​ ​​‌‍‌​‌‍​‍​ ​​‌‍​‍​ ‍‌​ ‍​​ ​‍‌‍‌​​ ‍‌​ ‌‍​‍‌‌​ ​‍​ ​‍​‍‌‌​ ‌‌‌​‌​​‍ ‍‌‍ ​‌‍​‌‌‍​‍‌‍‌‌‌‍ ​​‍‌‍‌ ​​‌‍‌‌‌ ​‍‌ ​ ‌ ​​‌‍‌‌‌‍​ ‌ ‌​‌‍‍‌‌ ‌‍‌‍‌‌​ ‌‌ ​​‌ ‌‌‌‍​‍‌‍ ​‌‍‍‌‌ ​ ‌‍‍​‌‍‌‌‌‍‌​​‍​‍‌ ‌
Foundations​​​​‌ ‍ ​‍​‍‌‍ ‌ ​‍‌‍‍‌‌‍‌ ‌‍‍‌‌‍ ‍​‍​‍​ ‍‍​‍​‍‌ ​ ‌‍​‌‌‍ ‍‌‍‍‌‌ ‌​‌ ‍‌​‍ ‍‌‍‍‌‌‍ ​‍​‍​‍ ​​‍​‍‌‍‍​‌ ​‍‌‍‌‌‌‍‌‍​‍​‍​ ‍‍​‍​‍​‍ ‌ ​ ‌ ‌​‌ ‌‌‌‍‌​‌‍‍‌‌‍ ​‍ ‌‍‍‌‌‍ ‍‌ ‌​‌‍‌‌‌‍ ‍‌ ‌​​‍ ‌‍‌‌‌‍‌​‌‍‍‌‌ ‌​​‍ ‌‍ ‌‌‍ ‌‍‌​‌‍‌‌​ ‌‌ ​​‌ ​‍‌‍‌‌‌ ​ ‌‍‌‌‌‍ ‍‌ ‌​‌‍​‌‌ ‌​‌‍‍‌‌‍ ‌‍ ‍​ ‍ ‌‍‍‌‌‍‌​​ ‌‌ ​ ‌‍‍‌‌ ‌​‌‍‌‌‌‌​ ‌‍‌‌‌ ‌​‌ ‌​‌‍‍‌‌‍ ‍‌‍‌ ‌ ​ ​ ‍ ‌ ‌​‌ ‍‌‌ ​​‌‍‌‌​ ‌‌ ​ ‌‍‍‌‌ ‌​‌‍‌‌‌‌​ ‌‍‌‌‌ ‌​‌ ‌​‌‍‍‌‌‍ ‍‌‍‌ ‌ ​ ​ ‍ ‌ ​​‌‍​‌‌ ‌​‌‍‍​​ ‌‌‍‌‍‌‍ ‌‍ ‌ ‌​‌‍‌‌‌ ​‍​‍ ‍‌‍ ‍‌‍​‌‌ ‌‍‌​ ​‌‍‍‌‌‍ ‍‌‍‍ ‌ ​ ​‍‌‌​ ‌‌‌​​‍‌‌ ‌‍‍ ‌‍‌‌‌ ‍‌​‍‌‌​ ​ ‌​‌​​‍‌‌​ ​ ‌​‌​​‍‌‌​ ​‍​ ​‍‌‍‌​​ ‌‌​ ​​​ ​‌‌‍‌‌​ ​​‌‍‌​‌‍‌‍​ ‌‌‌‍‌‌​ ‌‌​ ‌ ​‍‌‌​ ​‍​ ​‍​‍‌‌​ ‌‌‌​‌​​‍ ‍‌‍ ​‌‍​‌‌‍​‍‌‍‌‌‌‍ ​​ ‌‍​‍‌‍​‌‌ ​ ‌‍‌‌‌‌‌‌‌ ​‍‌‍ ​​ ‌​‍‌‌​ ​‍‌​‌‍‌ ​ ‌ ‌​‌ ‌‌‌‍‌​‌‍‍‌‌‍ ​‍‌‍‌‍‍‌‌‍‌​​ ‌‌ ​ ‌‍‍‌‌ ‌​‌‍‌‌‌‌​ ‌‍‌‌‌ ‌​‌ ‌​‌‍‍‌‌‍ ‍‌‍‌ ‌ ​ ​‍‌‍‌ ‌​‌ ‍‌‌ ​​‌‍‌‌​ ‌‌ ​ ‌‍‍‌‌ ‌​‌‍‌‌‌‌​ ‌‍‌‌‌ ‌​‌ ‌​‌‍‍‌‌‍ ‍‌‍‌ ‌ ​ ​‍‌‍‌ ​​‌‍​‌‌ ‌​‌‍‍​​ ‌‌‍‌‍‌‍ ‌‍ ‌ ‌​‌‍‌‌‌ ​‍​‍ ‍‌‍ ‍‌‍​‌‌ ‌‍‌​ ​‌‍‍‌‌‍ ‍‌‍‍ ‌ ​ ​‍‌‌​ ‌‌‌​​‍‌‌ ‌‍‍ ‌‍‌‌‌ ‍‌​‍‌‌​ ​ ‌​‌​​‍‌‌​ ​ ‌​‌​​‍‌‌​ ​‍​ ​‍‌‍‌​​ ‌‌​ ​​​ ​‌‌‍‌‌​ ​​‌‍‌​‌‍‌‍​ ‌‌‌‍‌‌​ ‌‌​ ‌ ​‍‌‌​ ​‍​ ​‍​‍‌‌​ ‌‌‌​‌​​‍ ‍‌‍ ​‌‍​‌‌‍​‍‌‍‌‌‌‍ ​​‍‌‍‌ ​​‌‍‌‌‌ ​‍‌ ​ ‌ ​​‌‍‌‌‌‍​ ‌ ‌​‌‍‍‌‌ ‌‍‌‍‌‌​ ‌‌ ​​‌ ‌‌‌‍​‍‌‍ ​‌‍‍‌‌ ​ ‌‍‍​‌‍‌‌‌‍‌​​‍​‍‌ ‌
News​​​​‌ ‍ ​‍​‍‌‍ ‌ ​‍‌‍‍‌‌‍‌ ‌‍‍‌‌‍ ‍​‍​‍​ ‍‍​‍​‍‌ ​ ‌‍​‌‌‍ ‍‌‍‍‌‌ ‌​‌ ‍‌​‍ ‍‌‍‍‌‌‍ ​‍​‍​‍ ​​‍​‍‌‍‍​‌ ​‍‌‍‌‌‌‍‌‍​‍​‍​ ‍‍​‍​‍​‍ ‌ ​ ‌ ‌​‌ ‌‌‌‍‌​‌‍‍‌‌‍ ​‍ ‌‍‍‌‌‍ ‍‌ ‌​‌‍‌‌‌‍ ‍‌ ‌​​‍ ‌‍‌‌‌‍‌​‌‍‍‌‌ ‌​​‍ ‌‍ ‌‌‍ ‌‍‌​‌‍‌‌​ ‌‌ ​​‌ ​‍‌‍‌‌‌ ​ ‌‍‌‌‌‍ ‍‌ ‌​‌‍​‌‌ ‌​‌‍‍‌‌‍ ‌‍ ‍​ ‍ ‌‍‍‌‌‍‌​​ ‌‌ ​ ‌‍‍‌‌ ‌​‌‍‌‌‌‌​ ‌‍‌‌‌ ‌​‌ ‌​‌‍‍‌‌‍ ‍‌‍‌ ‌ ​ ​ ‍ ‌ ‌​‌ ‍‌‌ ​​‌‍‌‌​ ‌‌ ​ ‌‍‍‌‌ ‌​‌‍‌‌‌‌​ ‌‍‌‌‌ ‌​‌ ‌​‌‍‍‌‌‍ ‍‌‍‌ ‌ ​ ​ ‍ ‌ ​​‌‍​‌‌ ‌​‌‍‍​​ ‌‌‍‌‍‌‍ ‌‍ ‌ ‌​‌‍‌‌‌ ​‍​‍ ‍‌‍ ‍‌‍​‌‌ ‌‍‌​ ​‌‍‍‌‌‍ ‍‌‍‍ ‌ ​ ​‍‌‌​ ‌‌‌​​‍‌‌ ‌‍‍ ‌‍‌‌‌ ‍‌​‍‌‌​ ​ ‌​‌​​‍‌‌​ ​ ‌​‌​​‍‌‌​ ​‍​ ​‍​ ​‍‌‍​ ​ ​‍‌‍‌‌‌‍​‍​ ‌ ​ ‌‍​ ‍​‌‍‌​​ ‌‍‌‍​‌‌‍​ ​‍‌‌​ ​‍​ ​‍​‍‌‌​ ‌‌‌​‌​​‍ ‍‌‍ ​‌‍​‌‌‍​‍‌‍‌‌‌‍ ​​ ‌‍​‍‌‍​‌‌ ​ ‌‍‌‌‌‌‌‌‌ ​‍‌‍ ​​ ‌​‍‌‌​ ​‍‌​‌‍‌ ​ ‌ ‌​‌ ‌‌‌‍‌​‌‍‍‌‌‍ ​‍‌‍‌‍‍‌‌‍‌​​ ‌‌ ​ ‌‍‍‌‌ ‌​‌‍‌‌‌‌​ ‌‍‌‌‌ ‌​‌ ‌​‌‍‍‌‌‍ ‍‌‍‌ ‌ ​ ​‍‌‍‌ ‌​‌ ‍‌‌ ​​‌‍‌‌​ ‌‌ ​ ‌‍‍‌‌ ‌​‌‍‌‌‌‌​ ‌‍‌‌‌ ‌​‌ ‌​‌‍‍‌‌‍ ‍‌‍‌ ‌ ​ ​‍‌‍‌ ​​‌‍​‌‌ ‌​‌‍‍​​ ‌‌‍‌‍‌‍ ‌‍ ‌ ‌​‌‍‌‌‌ ​‍​‍ ‍‌‍ ‍‌‍​‌‌ ‌‍‌​ ​‌‍‍‌‌‍ ‍‌‍‍ ‌ ​ ​‍‌‌​ ‌‌‌​​‍‌‌ ‌‍‍ ‌‍‌‌‌ ‍‌​‍‌‌​ ​ ‌​‌​​‍‌‌​ ​ ‌​‌​​‍‌‌​ ​‍​ ​‍​ ​‍‌‍​ ​ ​‍‌‍‌‌‌‍​‍​ ‌ ​ ‌‍​ ‍​‌‍‌​​ ‌‍‌‍​‌‌‍​ ​‍‌‌​ ​‍​ ​‍​‍‌‌​ ‌‌‌​‌​​‍ ‍‌‍ ​‌‍​‌‌‍​‍‌‍‌‌‌‍ ​​‍‌‍‌ ​​‌‍‌‌‌ ​‍‌ ​ ‌ ​​‌‍‌‌‌‍​ ‌ ‌​‌‍‍‌‌ ‌‍‌‍‌‌​ ‌‌ ​​‌ ‌‌‌‍​‍‌‍ ​‌‍‍‌‌ ​ ‌‍‍​‌‍‌‌‌‍‌​​‍​‍‌ ‌
About​​​​‌ ‍ ​‍​‍‌‍ ‌ ​‍‌‍‍‌‌‍‌ ‌‍‍‌‌‍ ‍​‍​‍​ ‍‍​‍​‍‌ ​ ‌‍​‌‌‍ ‍‌‍‍‌‌ ‌​‌ ‍‌​‍ ‍‌‍‍‌‌‍ ​‍​‍​‍ ​​‍​‍‌‍‍​‌ ​‍‌‍‌‌‌‍‌‍​‍​‍​ ‍‍​‍​‍​‍ ‌ ​ ‌ ‌​‌ ‌‌‌‍‌​‌‍‍‌‌‍ ​‍ ‌‍‍‌‌‍ ‍‌ ‌​‌‍‌‌‌‍ ‍‌ ‌​​‍ ‌‍‌‌‌‍‌​‌‍‍‌‌ ‌​​‍ ‌‍ ‌‌‍ ‌‍‌​‌‍‌‌​ ‌‌ ​​‌ ​‍‌‍‌‌‌ ​ ‌‍‌‌‌‍ ‍‌ ‌​‌‍​‌‌ ‌​‌‍‍‌‌‍ ‌‍ ‍​ ‍ ‌‍‍‌‌‍‌​​ ‌‌ ​ ‌‍‍‌‌ ‌​‌‍‌‌‌‌​ ‌‍‌‌‌ ‌​‌ ‌​‌‍‍‌‌‍ ‍‌‍‌ ‌ ​ ​ ‍ ‌ ‌​‌ ‍‌‌ ​​‌‍‌‌​ ‌‌ ​ ‌‍‍‌‌ ‌​‌‍‌‌‌‌​ ‌‍‌‌‌ ‌​‌ ‌​‌‍‍‌‌‍ ‍‌‍‌ ‌ ​ ​ ‍ ‌ ​​‌‍​‌‌ ‌​‌‍‍​​ ‌‌‍‌‍‌‍ ‌‍ ‌ ‌​‌‍‌‌‌ ​‍​‍ ‍‌‍ ‍‌‍​‌‌ ‌‍‌​ ​‌‍‍‌‌‍ ‍‌‍‍ ‌ ​ ​‍‌‌​ ‌‌‌​​‍‌‌ ‌‍‍ ‌‍‌‌‌ ‍‌​‍‌‌​ ​ ‌​‌​​‍‌‌​ ​ ‌​‌​​‍‌‌​ ​‍​ ​‍​ ​‌​ ‌ ‌‍‌‌​ ​ ​ ‌‌​ ​‍​ ‍​‌‍​ ​ ‌‍​ ​ ‌‍​ ‌‍‌​​‍‌‌​ ​‍​ ​‍​‍‌‌​ ‌‌‌​‌​​‍ ‍‌‍ ​‌‍​‌‌‍​‍‌‍‌‌‌‍ ​​ ‌‍​‍‌‍​‌‌ ​ ‌‍‌‌‌‌‌‌‌ ​‍‌‍ ​​ ‌​‍‌‌​ ​‍‌​‌‍‌ ​ ‌ ‌​‌ ‌‌‌‍‌​‌‍‍‌‌‍ ​‍‌‍‌‍‍‌‌‍‌​​ ‌‌ ​ ‌‍‍‌‌ ‌​‌‍‌‌‌‌​ ‌‍‌‌‌ ‌​‌ ‌​‌‍‍‌‌‍ ‍‌‍‌ ‌ ​ ​‍‌‍‌ ‌​‌ ‍‌‌ ​​‌‍‌‌​ ‌‌ ​ ‌‍‍‌‌ ‌​‌‍‌‌‌‌​ ‌‍‌‌‌ ‌​‌ ‌​‌‍‍‌‌‍ ‍‌‍‌ ‌ ​ ​‍‌‍‌ ​​‌‍​‌‌ ‌​‌‍‍​​ ‌‌‍‌‍‌‍ ‌‍ ‌ ‌​‌‍‌‌‌ ​‍​‍ ‍‌‍ ‍‌‍​‌‌ ‌‍‌​ ​‌‍‍‌‌‍ ‍‌‍‍ ‌ ​ ​‍‌‌​ ‌‌‌​​‍‌‌ ‌‍‍ ‌‍‌‌‌ ‍‌​‍‌‌​ ​ ‌​‌​​‍‌‌​ ​ ‌​‌​​‍‌‌​ ​‍​ ​‍​ ​‌​ ‌ ‌‍‌‌​ ​ ​ ‌‌​ ​‍​ ‍​‌‍​ ​ ‌‍​ ​ ‌‍​ ‌‍‌​​‍‌‌​ ​‍​ ​‍​‍‌‌​ ‌‌‌​‌​​‍ ‍‌‍ ​‌‍​‌‌‍​‍‌‍‌‌‌‍ ​​‍‌‍‌ ​​‌‍‌‌‌ ​‍‌ ​ ‌ ​​‌‍‌‌‌‍​ ‌ ‌​‌‍‍‌‌ ‌‍‌‍‌‌​ ‌‌ ​​‌ ‌‌‌‍​‍‌‍ ​‌‍‍‌‌ ​ ‌‍‍​‌‍‌‌‌‍‌​​‍​‍‌ ‌
Contact​​​​‌ ‍ ​‍​‍‌‍ ‌ ​‍‌‍‍‌‌‍‌ ‌‍‍‌‌‍ ‍​‍​‍​ ‍‍​‍​‍‌ ​ ‌‍​‌‌‍ ‍‌‍‍‌‌ ‌​‌ ‍‌​‍ ‍‌‍‍‌‌‍ ​‍​‍​‍ ​​‍​‍‌‍‍​‌ ​‍‌‍‌‌‌‍‌‍​‍​‍​ ‍‍​‍​‍​‍ ‌ ​ ‌ ‌​‌ ‌‌‌‍‌​‌‍‍‌‌‍ ​‍ ‌‍‍‌‌‍ ‍‌ ‌​‌‍‌‌‌‍ ‍‌ ‌​​‍ ‌‍‌‌‌‍‌​‌‍‍‌‌ ‌​​‍ ‌‍ ‌‌‍ ‌‍‌​‌‍‌‌​ ‌‌ ​​‌ ​‍‌‍‌‌‌ ​ ‌‍‌‌‌‍ ‍‌ ‌​‌‍​‌‌ ‌​‌‍‍‌‌‍ ‌‍ ‍​ ‍ ‌‍‍‌‌‍‌​​ ‌‌ ​ ‌‍‍‌‌ ‌​‌‍‌‌‌‌​ ‌‍‌‌‌ ‌​‌ ‌​‌‍‍‌‌‍ ‍‌‍‌ ‌ ​ ​ ‍ ‌ ‌​‌ ‍‌‌ ​​‌‍‌‌​ ‌‌ ​ ‌‍‍‌‌ ‌​‌‍‌‌‌‌​ ‌‍‌‌‌ ‌​‌ ‌​‌‍‍‌‌‍ ‍‌‍‌ ‌ ​ ​ ‍ ‌ ​​‌‍​‌‌ ‌​‌‍‍​​ ‌‌‍‌‍‌‍ ‌‍ ‌ ‌​‌‍‌‌‌ ​‍​‍ ‍‌‍ ‍‌‍​‌‌ ‌‍‌​ ​‌‍‍‌‌‍ ‍‌‍‍ ‌ ​ ​‍‌‌​ ‌‌‌​​‍‌‌ ‌‍‍ ‌‍‌‌‌ ‍‌​‍‌‌​ ​ ‌​‌​​‍‌‌​ ​ ‌​‌​​‍‌‌​ ​‍​ ​‍‌‍​ ​ ‍​​ ​‍‌‍‌‌‌‍​‍​ ​‌‌‍‌‌​ ‌‌​ ​​‌‍‌‍​ ​​​ ​ ​‍‌‌​ ​‍​ ​‍​‍‌‌​ ‌‌‌​‌​​‍ ‍‌‍ ​‌‍​‌‌‍​‍‌‍‌‌‌‍ ​​ ‌‍​‍‌‍​‌‌ ​ ‌‍‌‌‌‌‌‌‌ ​‍‌‍ ​​ ‌​‍‌‌​ ​‍‌​‌‍‌ ​ ‌ ‌​‌ ‌‌‌‍‌​‌‍‍‌‌‍ ​‍‌‍‌‍‍‌‌‍‌​​ ‌‌ ​ ‌‍‍‌‌ ‌​‌‍‌‌‌‌​ ‌‍‌‌‌ ‌​‌ ‌​‌‍‍‌‌‍ ‍‌‍‌ ‌ ​ ​‍‌‍‌ ‌​‌ ‍‌‌ ​​‌‍‌‌​ ‌‌ ​ ‌‍‍‌‌ ‌​‌‍‌‌‌‌​ ‌‍‌‌‌ ‌​‌ ‌​‌‍‍‌‌‍ ‍‌‍‌ ‌ ​ ​‍‌‍‌ ​​‌‍​‌‌ ‌​‌‍‍​​ ‌‌‍‌‍‌‍ ‌‍ ‌ ‌​‌‍‌‌‌ ​‍​‍ ‍‌‍ ‍‌‍​‌‌ ‌‍‌​ ​‌‍‍‌‌‍ ‍‌‍‍ ‌ ​ ​‍‌‌​ ‌‌‌​​‍‌‌ ‌‍‍ ‌‍‌‌‌ ‍‌​‍‌‌​ ​ ‌​‌​​‍‌‌​ ​ ‌​‌​​‍‌‌​ ​‍​ ​‍‌‍​ ​ ‍​​ ​‍‌‍‌‌‌‍​‍​ ​‌‌‍‌‌​ ‌‌​ ​​‌‍‌‍​ ​​​ ​ ​‍‌‌​ ​‍​ ​‍​‍‌‌​ ‌‌‌​‌​​‍ ‍‌‍ ​‌‍​‌‌‍​‍‌‍‌‌‌‍ ​​‍‌‍‌ ​​‌‍‌‌‌ ​‍‌ ​ ‌ ​​‌‍‌‌‌‍​ ‌ ‌​‌‍‍‌‌ ‌‍‌‍‌‌​ ‌‌ ​​‌ ‌‌‌‍​‍‌‍ ​‌‍‍‌‌ ​ ‌‍‍​‌‍‌‌‌‍‌​​‍​‍‌ ‌
Get Involved​​​​‌ ‍ ​‍​‍‌‍ ‌ ​‍‌‍‍‌‌‍‌ ‌‍‍‌‌‍ ‍​‍​‍​ ‍‍​‍​‍‌ ​ ‌‍​‌‌‍ ‍‌‍‍‌‌ ‌​‌ ‍‌​‍ ‍‌‍‍‌‌‍ ​‍​‍​‍ ​​‍​‍‌‍‍​‌ ​‍‌‍‌‌‌‍‌‍​‍​‍​ ‍‍​‍​‍​‍ ‌ ​ ‌ ‌​‌ ‌‌‌‍‌​‌‍‍‌‌‍ ​‍ ‌‍‍‌‌‍ ‍‌ ‌​‌‍‌‌‌‍ ‍‌ ‌​​‍ ‌‍‌‌‌‍‌​‌‍‍‌‌ ‌​​‍ ‌‍ ‌‌‍ ‌‍‌​‌‍‌‌​ ‌‌ ​​‌ ​‍‌‍‌‌‌ ​ ‌‍‌‌‌‍ ‍‌ ‌​‌‍​‌‌ ‌​‌‍‍‌‌‍ ‌‍ ‍​ ‍ ‌‍‍‌‌‍‌​​ ‌‌ ​ ‌‍‍‌‌ ‌​‌‍‌‌‌‌​ ‌‍‌‌‌ ‌​‌ ‌​‌‍‍‌‌‍ ‍‌‍‌ ‌ ​ ​ ‍ ‌ ‌​‌ ‍‌‌ ​​‌‍‌‌​ ‌‌ ​ ‌‍‍‌‌ ‌​‌‍‌‌‌‌​ ‌‍‌‌‌ ‌​‌ ‌​‌‍‍‌‌‍ ‍‌‍‌ ‌ ​ ​ ‍ ‌ ​​‌‍​‌‌ ‌​‌‍‍​​ ‌‌‍‌‍‌‍ ‌‍ ‌ ‌​‌‍‌‌‌ ​‍​‍ ‍‌‍ ‍‌‍​‌‌ ‌‍‌​ ​‌‍‍‌‌‍ ‍‌‍‍ ‌ ​ ​‍‌‌​ ‌‌‌​​‍‌‌ ‌‍‍ ‌‍‌‌‌ ‍‌​‍‌‌​ ​ ‌​‌​​‍‌‌​ ​ ‌​‌​​‍‌‌​ ​‍​ ​‍​ ​​‌‍​‍​ ​‌​ ​‍​ ‌​‌‍‌‌​ ‌​​ ‍‌‌‍‌‍​ ‍​‌‍‌‌​ ​‍​‍‌‌​ ​‍​ ​‍​‍‌‌​ ‌‌‌​‌​​‍ ‍‌‍ ​‌‍​‌‌‍​‍‌‍‌‌‌‍ ​​ ‌‍​‍‌‍​‌‌ ​ ‌‍‌‌‌‌‌‌‌ ​‍‌‍ ​​ ‌​‍‌‌​ ​‍‌​‌‍‌ ​ ‌ ‌​‌ ‌‌‌‍‌​‌‍‍‌‌‍ ​‍‌‍‌‍‍‌‌‍‌​​ ‌‌ ​ ‌‍‍‌‌ ‌​‌‍‌‌‌‌​ ‌‍‌‌‌ ‌​‌ ‌​‌‍‍‌‌‍ ‍‌‍‌ ‌ ​ ​‍‌‍‌ ‌​‌ ‍‌‌ ​​‌‍‌‌​ ‌‌ ​ ‌‍‍‌‌ ‌​‌‍‌‌‌‌​ ‌‍‌‌‌ ‌​‌ ‌​‌‍‍‌‌‍ ‍‌‍‌ ‌ ​ ​‍‌‍‌ ​​‌‍​‌‌ ‌​‌‍‍​​ ‌‌‍‌‍‌‍ ‌‍ ‌ ‌​‌‍‌‌‌ ​‍​‍ ‍‌‍ ‍‌‍​‌‌ ‌‍‌​ ​‌‍‍‌‌‍ ‍‌‍‍ ‌ ​ ​‍‌‌​ ‌‌‌​​‍‌‌ ‌‍‍ ‌‍‌‌‌ ‍‌​‍‌‌​ ​ ‌​‌​​‍‌‌​ ​ ‌​‌​​‍‌‌​ ​‍​ ​‍​ ​​‌‍​‍​ ​‌​ ​‍​ ‌​‌‍‌‌​ ‌​​ ‍‌‌‍‌‍​ ‍​‌‍‌‌​ ​‍​‍‌‌​ ​‍​ ​‍​‍‌‌​ ‌‌‌​‌​​‍ ‍‌‍ ​‌‍​‌‌‍​‍‌‍‌‌‌‍ ​​‍‌‍‌ ​​‌‍‌‌‌ ​‍‌ ​ ‌ ​​‌‍‌‌‌‍​ ‌ ‌​‌‍‍‌‌ ‌‍‌‍‌‌​ ‌‌ ​​‌ ‌‌‌‍​‍‌‍ ​‌‍‍‌‌ ​ ‌‍‍​‌‍‌‌‌‍‌​​‍​‍‌ ‌
© 2026 FSLUX. All rights reserved.​​​​‌ ‍ ​‍​‍‌‍ ‌ ​‍‌‍‍‌‌‍‌ ‌‍‍‌‌‍ ‍​‍​‍​ ‍‍​‍​‍‌ ​ ‌‍​‌‌‍ ‍‌‍‍‌‌ ‌​‌ ‍‌​‍ ‍‌‍‍‌‌‍ ​‍​‍​‍ ​​‍​‍‌‍‍​‌ ​‍‌‍‌‌‌‍‌‍​‍​‍​ ‍‍​‍​‍​‍ ‌ ​ ‌ ‌​‌ ‌‌‌‍‌​‌‍‍‌‌‍ ​‍ ‌‍‍‌‌‍ ‍‌ ‌​‌‍‌‌‌‍ ‍‌ ‌​​‍ ‌‍‌‌‌‍‌​‌‍‍‌‌ ‌​​‍ ‌‍ ‌‌‍ ‌‍‌​‌‍‌‌​ ‌‌ ​​‌ ​‍‌‍‌‌‌ ​ ‌‍‌‌‌‍ ‍‌ ‌​‌‍​‌‌ ‌​‌‍‍‌‌‍ ‌‍ ‍​ ‍ ‌‍‍‌‌‍‌​​ ‌‌ ​ ‌‍‍‌‌ ‌​‌‍‌‌‌‌​ ‌‍‌‌‌ ‌​‌ ‌​‌‍‍‌‌‍ ‍‌‍‌ ‌ ​ ​ ‍ ‌ ‌​‌ ‍‌‌ ​​‌‍‌‌​ ‌‌ ​ ‌‍‍‌‌ ‌​‌‍‌‌‌‌​ ‌‍‌‌‌ ‌​‌ ‌​‌‍‍‌‌‍ ‍‌‍‌ ‌ ​ ​ ‍ ‌ ​​‌‍​‌‌ ‌​‌‍‍​​ ‌‌‍‌‍‌‍ ‌‍ ‌ ‌​‌‍‌‌‌ ​‍​‍ ‍‌‍​ ‌‍ ‌ ​​‌ ‍‌‌ ​‍‌‍‍‌‌‍‌ ‌‍‍​‌ ‌​‌‌‌​‌‍‌‌‌ ‍​‌ ‌​​ ‌‍​‍‌‍​‌‌ ​ ‌‍‌‌‌‌‌‌‌ ​‍‌‍ ​​ ‌​‍‌‌​ ​‍‌​‌‍‌ ​ ‌ ‌​‌ ‌‌‌‍‌​‌‍‍‌‌‍ ​‍‌‍‌‍‍‌‌‍‌​​ ‌‌ ​ ‌‍‍‌‌ ‌​‌‍‌‌‌‌​ ‌‍‌‌‌ ‌​‌ ‌​‌‍‍‌‌‍ ‍‌‍‌ ‌ ​ ​‍‌‍‌ ‌​‌ ‍‌‌ ​​‌‍‌‌​ ‌‌ ​ ‌‍‍‌‌ ‌​‌‍‌‌‌‌​ ‌‍‌‌‌ ‌​‌ ‌​‌‍‍‌‌‍ ‍‌‍‌ ‌ ​ ​‍‌‍‌ ​​‌‍​‌‌ ‌​‌‍‍​​ ‌‌‍‌‍‌‍ ‌‍ ‌ ‌​‌‍‌‌‌ ​‍​‍ ‍‌‍​ ‌‍ ‌ ​​‌ ‍‌‌ ​‍‌‍‍‌‌‍‌ ‌‍‍​‌ ‌​‌‌‌​‌‍‌‌‌ ‍​‌ ‌​​‍‌‍‌ ​​‌‍‌‌‌ ​‍‌ ​ ‌ ​​‌‍‌‌‌‍​ ‌ ‌​‌‍‍‌‌ ‌‍‌‍‌‌​ ‌‌ ​​‌ ‌‌‌‍​‍‌‍ ​‌‍‍‌‌ ​ ‌‍‍​‌‍‌‌‌‍‌​​‍​‍‌ ‌Privacy Policy
40 Bd Pierre Dupong, 1430 Hollerich Luxembourg​​​​‌ ‍ ​‍​‍‌‍ ‌ ​‍‌‍‍‌‌‍‌ ‌‍‍‌‌‍ ‍​‍​‍​ ‍‍​‍​‍‌ ​ ‌‍​‌‌‍ ‍‌‍‍‌‌ ‌​‌ ‍‌​‍ ‍‌‍‍‌‌‍ ​‍​‍​‍ ​​‍​‍‌‍‍​‌ ​‍‌‍‌‌‌‍‌‍​‍​‍​ ‍‍​‍​‍​‍ ‌ ​ ‌ ‌​‌ ‌‌‌‍‌​‌‍‍‌‌‍ ​‍ ‌‍‍‌‌‍ ‍‌ ‌​‌‍‌‌‌‍ ‍‌ ‌​​‍ ‌‍‌‌‌‍‌​‌‍‍‌‌ ‌​​‍ ‌‍ ‌‌‍ ‌‍‌​‌‍‌‌​ ‌‌ ​​‌ ​‍‌‍‌‌‌ ​ ‌‍‌‌‌‍ ‍‌ ‌​‌‍​‌‌ ‌​‌‍‍‌‌‍ ‌‍ ‍​ ‍ ‌‍‍‌‌‍‌​​ ‌‌ ​ ‌‍‍‌‌ ‌​‌‍‌‌‌‌​ ‌‍‌‌‌ ‌​‌ ‌​‌‍‍‌‌‍ ‍‌‍‌ ‌ ​ ​ ‍ ‌ ‌​‌ ‍‌‌ ​​‌‍‌‌​ ‌‌ ​ ‌‍‍‌‌ ‌​‌‍‌‌‌‌​ ‌‍‌‌‌ ‌​‌ ‌​‌‍‍‌‌‍ ‍‌‍‌ ‌ ​ ​ ‍ ‌ ​​‌‍​‌‌ ‌​‌‍‍​​ ‌‌‍​‍‌ ​‍‌‍​‌‌‍ ‍‌‍‌​‌‍‍‌‌‍ ‍‌‍‌ ​‍ ‍‌‍​ ‌‍ ‌‍ ‍‌ ‌​‌‍​‌‌‍​ ‌ ‌​‌​‍‌‌‍ ‍‌‍‌‍‌‍ ​‍ ‍‌‍​‌‌‍‌​‌‍‌​‌ ​‍‌‍‌‌‌ ​ ‌ ​ ​ ‌‍​‍‌‍​‌‌ ​ ‌‍‌‌‌‌‌‌‌ ​‍‌‍ ​​ ‌​‍‌‌​ ​‍‌​‌‍‌ ​ ‌ ‌​‌ ‌‌‌‍‌​‌‍‍‌‌‍ ​‍‌‍‌‍‍‌‌‍‌​​ ‌‌ ​ ‌‍‍‌‌ ‌​‌‍‌‌‌‌​ ‌‍‌‌‌ ‌​‌ ‌​‌‍‍‌‌‍ ‍‌‍‌ ‌ ​ ​‍‌‍‌ ‌​‌ ‍‌‌ ​​‌‍‌‌​ ‌‌ ​ ‌‍‍‌‌ ‌​‌‍‌‌‌‌​ ‌‍‌‌‌ ‌​‌ ‌​‌‍‍‌‌‍ ‍‌‍‌ ‌ ​ ​‍‌‍‌ ​​‌‍​‌‌ ‌​‌‍‍​​ ‌‌‍​‍‌ ​‍‌‍​‌‌‍ ‍‌‍‌​‌‍‍‌‌‍ ‍‌‍‌ ​‍ ‍‌‍​ ‌‍ ‌‍ ‍‌ ‌​‌‍​‌‌‍​ ‌ ‌​‌​‍‌‌‍ ‍‌‍‌‍‌‍ ​‍ ‍‌‍​‌‌‍‌​‌‍‌​‌ ​‍‌‍‌‌‌ ​ ‌ ​ ​‍‌‍‌ ​​‌‍‌‌‌ ​‍‌ ​ ‌ ​​‌‍‌‌‌‍​ ‌ ‌​‌‍‍‌‌ ‌‍‌‍‌‌​ ‌‌ ​​‌ ‌‌‌‍​‍‌‍ ​‌‍‍‌‌ ​ ‌‍‍​‌‍‌‌‌‍‌​​‍​‍‌ ‌